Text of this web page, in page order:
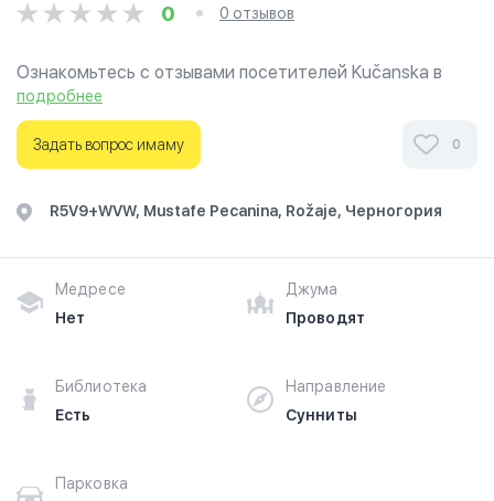
0 0 отзывов
Ознакомьтесь с отзывами посетителей Kučanska в
г.Рожае на фотографиях и узнайте о часах работы.
Ваше духовное путешествие начинается здесь.
подробнее
Задать вопрос имаму 0
R5V9+WVW, Mustafe Pecanina, Rožaje, Черногория
Медресе
Нет
Джума
Проводят
Библиотека
Есть
Направление
Сунниты
Парковка